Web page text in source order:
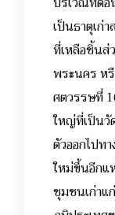
เป็นธาตุเก่
ที่เหลือชิ้นส่
พระนคร ห
ศตวรรษที่
ใหญ่ที่เป็นวั
ตัวออกไปท
ใหม่ขึ้นอีกแ
ชุมชนเก่าแ